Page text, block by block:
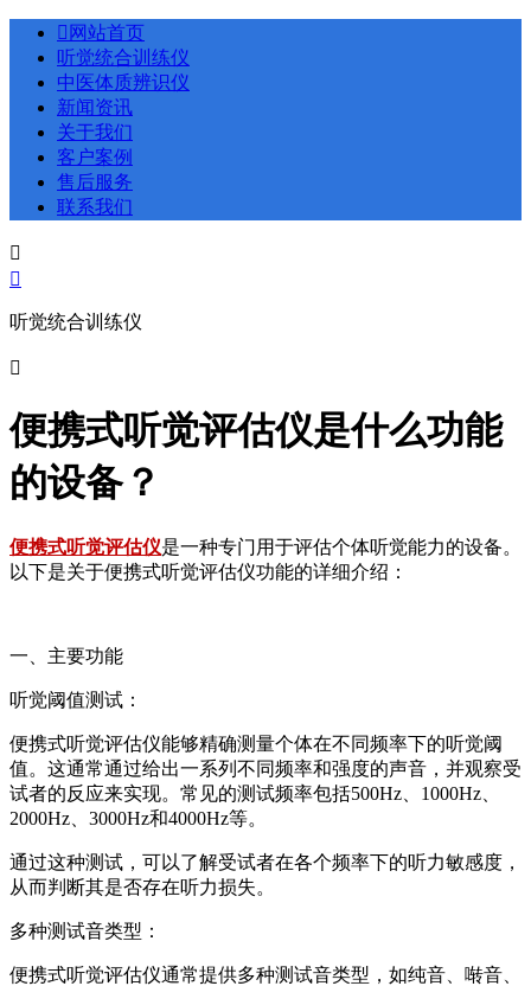
 网站首页
听觉统合训练仪
中医体质辨识仪
新闻资讯
关于我们
客户案例
售后服务
联系我们


听觉统合训练仪

便携式听觉评估仪是什么功能
的设备？
便携式听觉评估仪是一种专门用于评估个体听觉能力的设备。
以下是关于便携式听觉评估仪功能的详细介绍：
一、主要功能
听觉阈值测试：
便携式听觉评估仪能够精确测量个体在不同频率下的听觉阈
值。这通常通过给出一系列不同频率和强度的声音，并观察受
试者的反应来实现。常见的测试频率包括500Hz、1000Hz、
2000Hz、3000Hz和4000Hz等。
通过这种测试，可以了解受试者在各个频率下的听力敏感度，
从而判断其是否存在听力损失。
多种测试音类型：
便携式听觉评估仪通常提供多种测试音类型，如纯音、啭音、